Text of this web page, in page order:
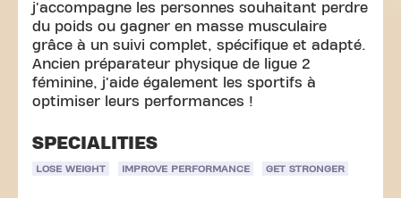
j'accompagne les personnes souhaitant perdre
du poids ou gagner en masse musculaire
grâce à un suivi complet, spécifique et adapté.
Ancien préparateur physique de ligue 2
féminine, j'aide également les sportifs à
optimiser leurs performances !
SPECIALITIES
LOSE WEIGHT IMPROVE PERFORMANCE GET STRONGER